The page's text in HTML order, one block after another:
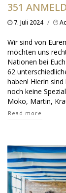
351
7. Juli 2024 /
Wir sind von
möchten uns
Nationen bei
62
haben! Hierin
noch keine
Moko, Martin,
Read more